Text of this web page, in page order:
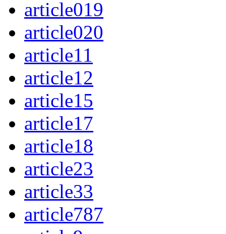
article019
article020
article11
article12
article15
article17
article18
article23
article33
article787